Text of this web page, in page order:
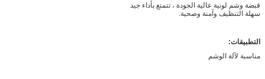
قبضة وشم لونية عالية الجودة ، تتمتع بأداء جيد
سهلة التنظيف وآمنة وصحية.
التطبيقات:
مناسبة لآلة الوشم